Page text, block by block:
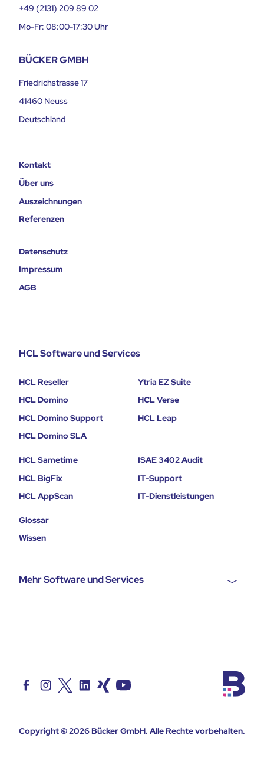
+49 (2131) 209 89 02
Mo-Fr: 08:00-17:30 Uhr
BÜCKER GMBH
Friedrichstrasse 17
41460 Neuss
Deutschland
Kontakt
Über uns
Auszeichnungen
Referenzen
Datenschutz
Impressum
AGB
HCL Software und Services
HCL Reseller
HCL Domino
HCL Domino Support
HCL Domino SLA
Ytria EZ Suite
HCL Verse
HCL Leap
HCL Sametime
HCL BigFix
HCL AppScan
ISAE 3402 Audit
IT-Support
IT-Dienstleistungen
Glossar
Wissen
Mehr Software und Services
Copyright © 2026Bücker GmbH. Alle Rechte vorbehalten.